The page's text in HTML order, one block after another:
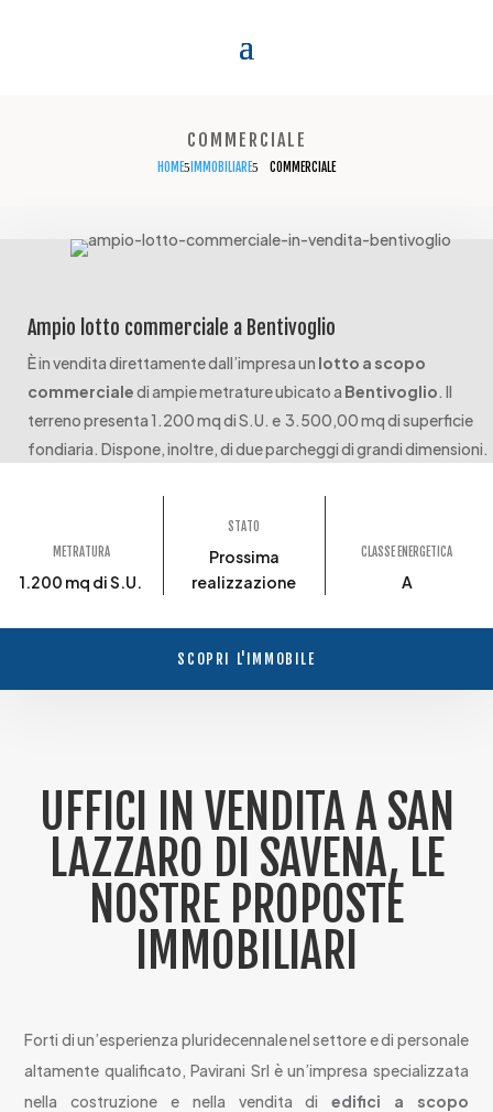
COMMERCIALE
HOME5 IMMOBILIARE5 COMMERCIALE
Ampio lotto commerciale a Bentivoglio
È in vendita direttamente dall’impresa un lotto a scopo
commercialedi ampie metrature ubicato a Bentivoglio. Il
terreno presenta 1.200 mq di S.U. e 3.500,00mq di superficie
fondiaria. Dispone, inoltre, di due parcheggi di grandi dimensioni.
METRATURA
1.200 mq di S.U.
STATO
Prossima
realizzazione
CLASSE ENERGETICA
A
SCOPRI L'IMMOBILE
UFFICI IN VENDITA A SAN
LAZZARO DI SAVENA, LE
NOSTRE PROPOSTE
IMMOBILIARI
Forti di un’esperienza pluridecennale nel settore e di personale
altamente qualificato, Pavirani Srl è un’impresa specializzata
nella costruzione e nella vendita diedifici a scopo